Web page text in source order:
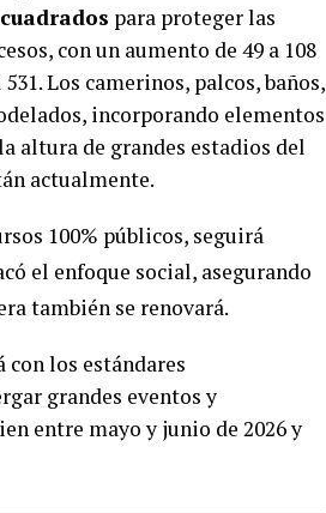
para proteger las
con un aumento de 49 a 108
Los camerinos, palcos, baños,
incorporando elementos
altura de grandes estadios del
actualmente.
100% públicos, seguirá
el enfoque social, asegurando
también se renovará.
con los estándares
grandes eventos y
entre mayo y junio de 2026 y